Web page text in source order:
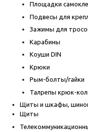
Площадки
Подвесы для
Зажимы для
Карабины
Коуши DIN
Крюки
Рым-болты/гайки
Талрепы крюк-
Щиты и шкафы,
Щиты